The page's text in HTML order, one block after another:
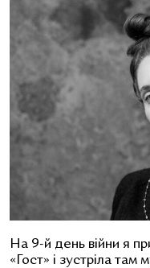
На 9-й день війни я
«Гост» і зустріла